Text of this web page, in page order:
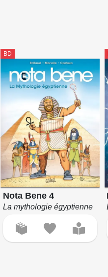
BD
Nota Bene 4
La mythologie égyptienne